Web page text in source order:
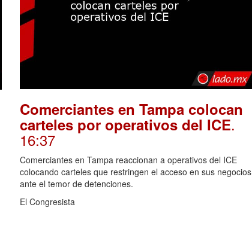
Comerciantes en Tampa colocan
carteles por operativos del ICE.
16:37
Comerciantes en Tampa reaccionan a operativos del ICE
colocando carteles que restringen el acceso en sus negocios
ante el temor de detenciones.
El Congresista